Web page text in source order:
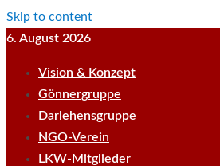
Skip to content
6. August 2026
Vision & Konzept
Gönnergruppe
Darlehensgruppe
NGO-Verein
LKW-Mitglieder